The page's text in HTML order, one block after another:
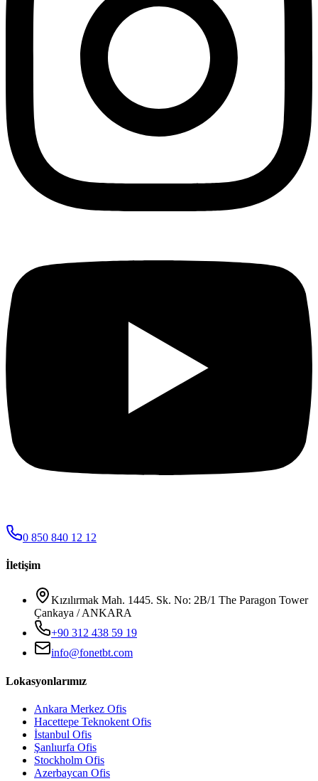
0 850 840 12 12
İletişim
Kızılırmak Mah. 1445. Sk. No: 2B/1 The Paragon Tower
Çankaya / ANKARA
+90 312 438 59 19
info@fonetbt.com
Lokasyonlarımız
Ankara Merkez Ofis
Hacettepe Teknokent Ofis
İstanbul Ofis
Şanlıurfa Ofis
Stockholm Ofis
Azerbaycan Ofis